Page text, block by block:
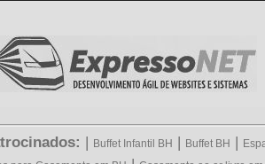
| Buffet Infantil BH | Buffet BH |